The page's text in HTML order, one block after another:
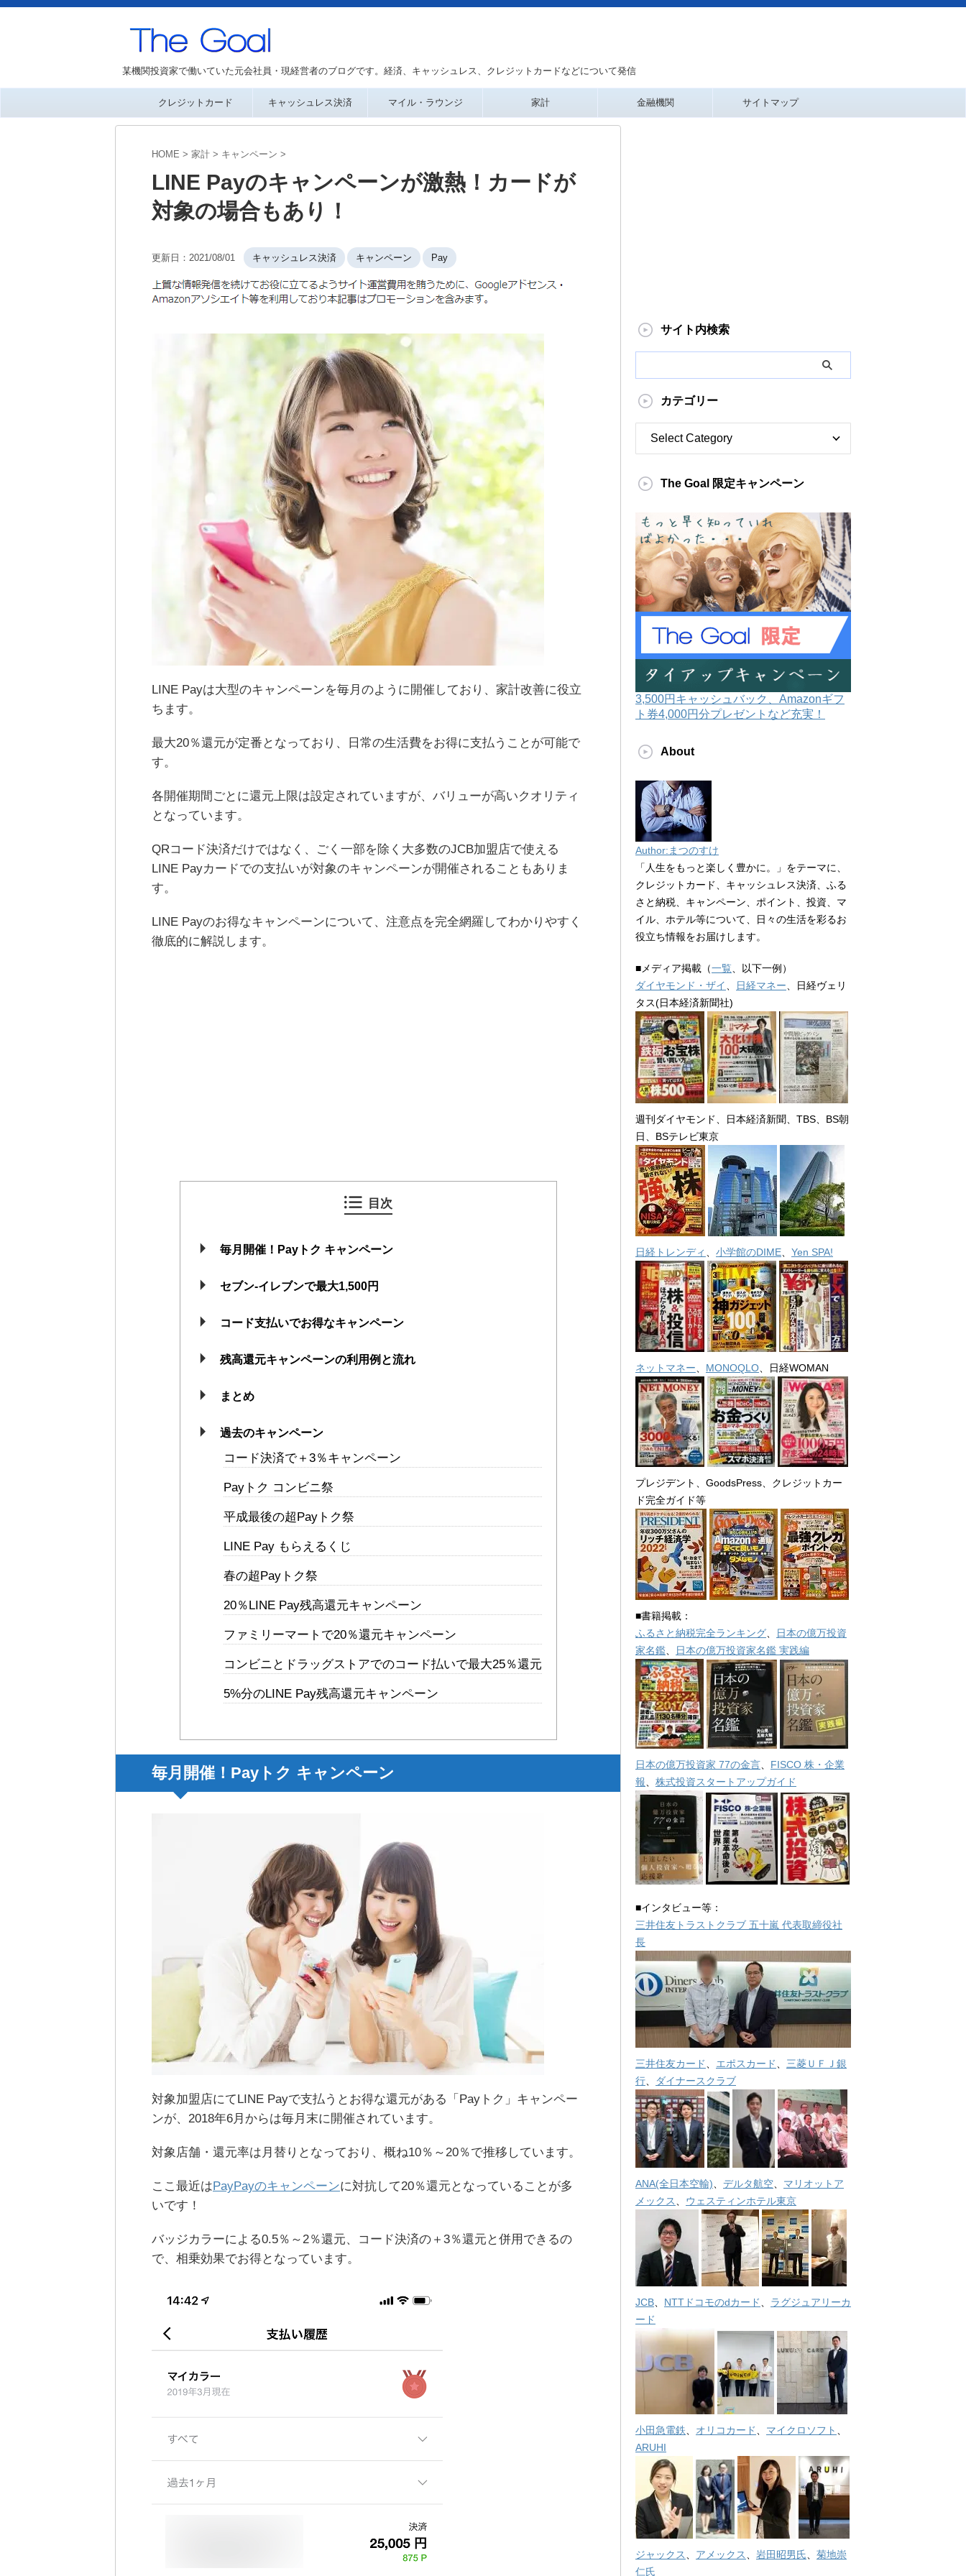
某機関投資家で働いていた元会社員・現経営者のブログです。経済、キャッシュレス、クレジットカードなどについて発信
クレジットカード キャッシュレス決済 マイル・ラウンジ 家計 金融機関 サイトマップ
HOME > 家計 > キャンペーン >
LINE Payのキャンペーンが激熱！カードが
対象の場合もあり！
更新日： 2021/08/01 キャッシュレス決済 キャンペーン Pay
LINE Payは大型のキャンペーンを毎月のように開催しており、家計改善に役立
ちます。
最大20％還元が定番となっており、日常の生活費をお得に支払うことが可能で
す。
各開催期間ごとに還元上限は設定されていますが、バリューが高いクオリティ
となっています。
QRコード決済だけではなく、ごく一部を除く大多数のJCB加盟店で使える
LINE Payカードでの支払いが対象のキャンペーンが開催されることもありま
す。
LINE Payのお得なキャンペーンについて、注意点を完全網羅してわかりやすく
徹底的に解説します。
目次
毎月開催！Payトク キャンペーン
セブン-イレブンで最大1,500円
コード支払いでお得なキャンペーン
残高還元キャンペーンの利用例と流れ
まとめ
過去のキャンペーン
コード決済で＋3％キャンペーン
Payトク コンビニ祭
平成最後の超Payトク祭
LINE Pay もらえるくじ
春の超Payトク祭
20％LINE Pay残高還元キャンペーン
ファミリーマートで20％還元キャンペーン
コンビニとドラッグストアでのコード払いで最大25％還元
5%分のLINE Pay残高還元キャンペーン
毎月開催！Payトク キャンペーン
対象加盟店にてLINE Payで支払うとお得な還元がある「Payトク」キャンペー
ンが、2018年6月からは毎月末に開催されています。
対象店舗・還元率は月替りとなっており、概ね10％～20％で推移しています。
ここ最近はPayPayのキャンペーンに対抗して20％還元となっていることが多
いです！
バッジカラーによる0.5％～2％還元、コード決済の＋3％還元と併用できるの
で、相乗効果でお得となっています。
サイト内検索
カテゴリー
The Goal 限定キャンペーン
3,500円キャッシュバック、Amazonギフ
ト券4,000円分プレゼントなど充実！
About
Author:まつのすけ
「人生をもっと楽しく豊かに。」をテーマに、
クレジットカード、キャッシュレス決済、ふる
さと納税、キャンペーン、ポイント、投資、マ
イル、ホテル等について、日々の生活を彩るお
役立ち情報をお届けします。
■メディア掲載（一覧 、以下一例）
ダイヤモンド・ザイ
日経マネー 、日経ヴェリ
タス(日本経済新聞社)
週刊ダイヤモンド、日本経済新聞、TBS、BS朝
日、BSテレビ東京
日経トレンディ 小学館のDIME Yen SPA!
ネットマネー MONOQLO 、日経WOMAN
プレジデント、GoodsPress、クレジットカー
ド完全ガイド等
■書籍掲載：
ふるさと納税完全ランキング、
日本の億万投資
家名鑑、 日本の億万投資家名鑑 実践編
日本の億万投資家 77の金言、 FISCO 株・企業
報、 株式投資スタートアップガイド
■インタビュー等：
三井住友トラストクラブ 五十嵐 代表取締役社
長
三井住友カード エポスカード
三菱ＵＦＪ銀
行
ダイナースクラブ
ANA(全日本空輸) デルタ航空
マリオットア
メックス
ウェスティンホテル東京
JCB NTTドコモのdカード
ラグジュアリーカ
ード
小田急電鉄 オリコカード マイクロソフト
ARUHI
ジャックス アメックス 岩田昭男氏
菊地崇
仁氏